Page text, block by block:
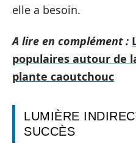
elle a besoin.
A lire en complément :
populaires autour de
plante caoutchouc
LUMIÈRE
SUCCÈS